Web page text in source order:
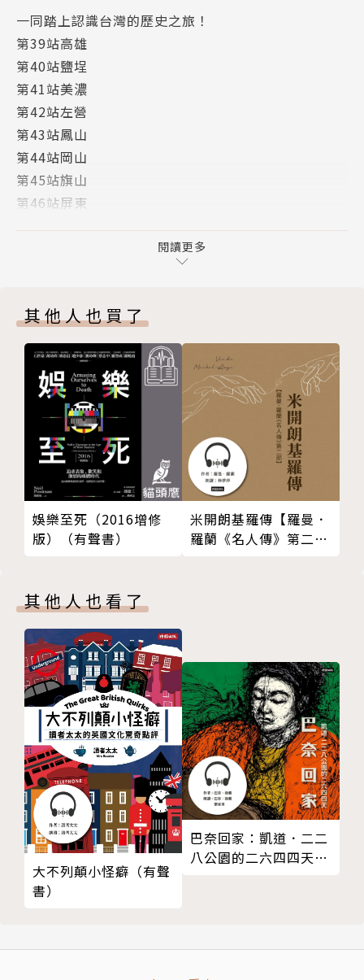
與事」短文，帶著大家認識與當地因緣匪淺的重要人
物。
讓作者阿探親聲帶你一同踏上認識台灣南部、東部及外
島的歷史之旅！（高雄市・屏東縣、宜蘭縣・花蓮縣・
台東縣、外島地區，旅程共22站。）
贊助單位：文化部
剪輯工程：Poker J
究員。認為閱讀歷史書就像展開一場時空冒險，希望帶
著讀者一探世界古文明的迷人風貌。著有《世界古文明
之旅》、《古地名裡的台灣史》。
FB：時空偵探的歷史行腳
www.facebook.com/HistoricalPortal
一同踏上認識台灣的歷史之旅！
第39站高雄
第40站鹽埕
第41站美濃
第42站左營
第43站鳳山
第44站岡山
第45站旗山
第46站屏東
第51站頭城
第52站蘇澳
第53站花蓮
第54站瑞穗
第55站吉安
第56站池上
第57站蘭嶼
第58站馬祖
第59站金門
第60站馬公
閱讀更多
其他人也買了
娛樂至死（2016增修
版）（有聲書）
米開朗基羅傳【羅曼．
羅蘭《名人傳》第二
其他人也看了
大不列顛小怪癖（有聲
書）
巴奈回家：凱道．二二
八公園的二六四四天